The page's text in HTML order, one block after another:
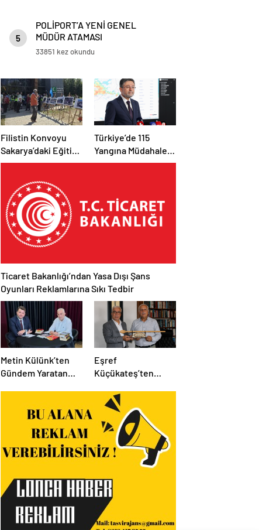
5
POLİPORT’A YENİ GENEL
MÜDÜR ATAMASI
33851 kez okundu
Filistin Konvoyu
Sakarya’daki Eğitim
Kampını
Etabı Başlıyor
Türkiye’de 115
Yangına Müdahale
Edildi: 110’u Kontrol
Ticaret Bakanlığı’ndan Yasa Dışı Şans
Oyunları Reklamlarına Sıkı Tedbir
Metin Külünk’ten
Gündem Yaratan
Siyasete İlişkin
Mesajlar
Eşref
Küçükateş’ten
Hüseyin Avni
Mutlu’ya Anlamlı
Ziyaret